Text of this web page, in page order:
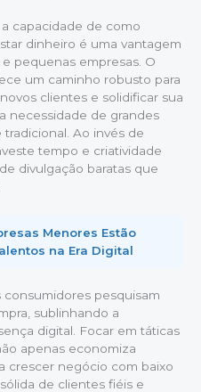
capacidade de como
dinheiro é uma vantagem
pequenas empresas. O
um caminho robusto para
clientes e solidificar sua
necessidade de grandes
Ao invés de
tempo e criatividade
divulgação baratas que
Menores Estão
na Era Digital
consumidores pesquisam
sublinhando a
digital. Focar em táticas
apenas economiza
crescer negócio com baixo
de clientes fiéis e